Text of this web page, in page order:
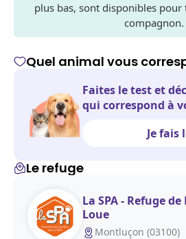
plus bas, sont disponibles
compagnon.
Quel animal vous
Faites le test et
qui correspond à
Je fais
Le refuge
La SPA - Refuge
Loue
Montluçon (03100)